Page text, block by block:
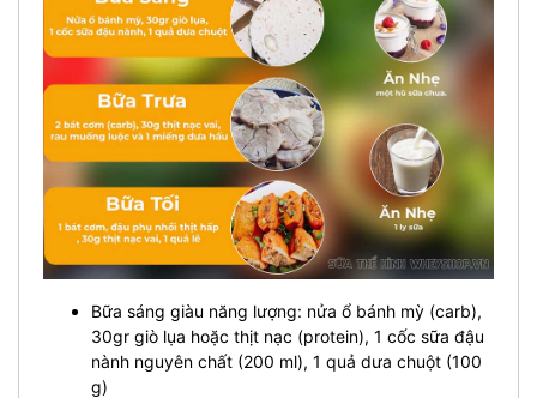
Bữa sáng giàu năng lượng: nửa ổ bánh mỳ (carb),
30gr giò lụa hoặc thịt nạc (protein), 1 cốc sữa đậu
nành nguyên chất (200 ml), 1 quả dưa chuột (100
g)